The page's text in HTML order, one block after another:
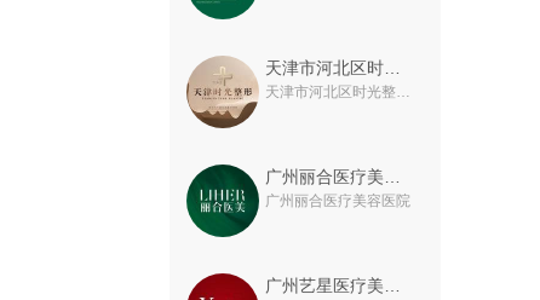
天津市河北区时光整形美容门诊
广州丽合医疗美容医院